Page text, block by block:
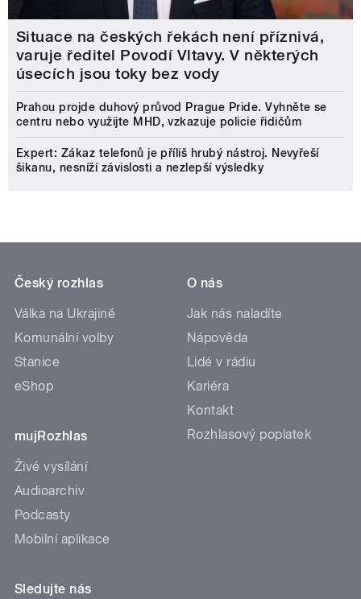
Situace na českých řekách není příznivá,
varuje ředitel Povodí Vltavy. V některých
úsecích jsou toky bez vody
Prahou projde duhový průvod Prague Pride. Vyhněte se
centru nebo využijte MHD, vzkazuje policie řidičům
Expert: Zákaz telefonů je příliš hrubý nástroj. Nevyřeší
šikanu, nesníží závislosti a nezlepší výsledky
Český rozhlas
Válka na Ukrajině
Komunální volby
Stanice
eShop
mujRozhlas
Živé vysílání
Audioarchiv
Podcasty
Mobilní aplikace
O nás
Jak nás naladíte
Nápověda
Lidé v rádiu
Kariéra
Kontakt
Rozhlasový poplatek
Sledujte nás